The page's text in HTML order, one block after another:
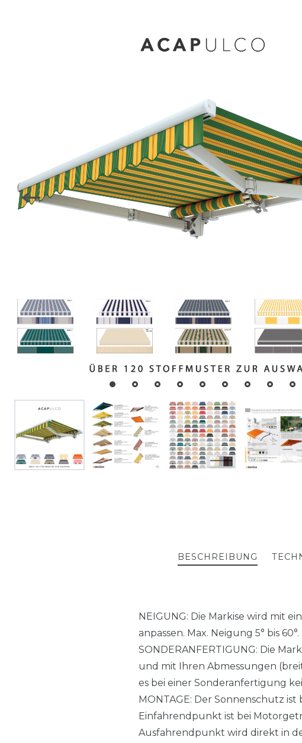
BESCHREIBUNG
NEIGUNG: Die Markise wird mit
anpassen. Max. Neigung 5° bis
SONDERANFERTIGUNG: Die
und mit Ihren Abmessungen
es bei einer Sonderanfertigung
MONTAGE: Der Sonnenschutz
Einfahrendpunkt ist bei
Ausfahrendpunkt wird direkt in